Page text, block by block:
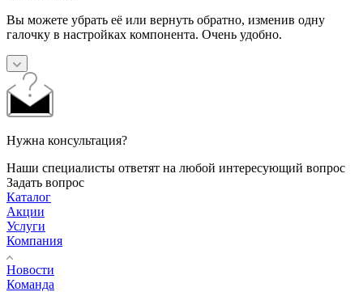
Вы можете убрать её или вернуть обратно, изменив одну
галочку в настройках компонента. Очень удобно.
Нужна консультация?
Наши специалисты ответят на любой интересующий вопрос
Задать вопрос
Каталог
Акции
Услуги
Компания
Новости
Команда